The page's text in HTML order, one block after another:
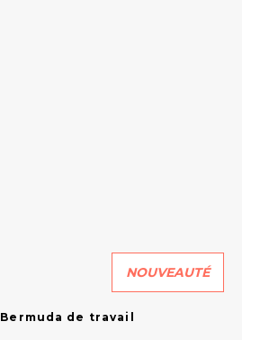
NOUVEAUTÉ
Bermuda de travail